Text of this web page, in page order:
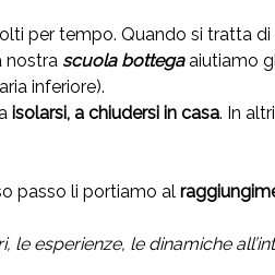
per tempo. Quando si tratta di
nostra scuola bottegaaiutiamo
inferiore).
isolarsi, a chiudersi in casa. In
passo li portiamo al
le esperienze, le dinamiche